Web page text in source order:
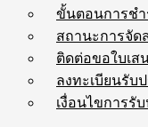
ขั้นตอนการชำ
สถานะการจัด
ติดต่อขอใบเส
ลงทะเบียนรับ
เงื่อนไขการรั